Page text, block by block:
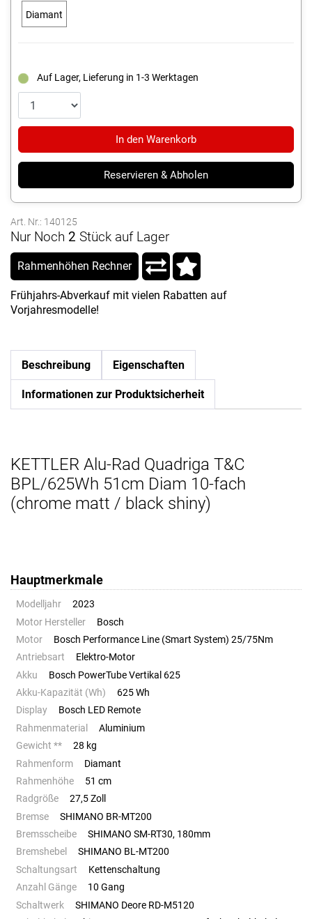
Diamant
Auf Lager, Lieferung in 1-3 Werktagen
In den Warenkorb
Reservieren & Abholen
Art. Nr.: 140125
Nur Noch 2 Stück auf Lager
Rahmenhöhen Rechner
Frühjahrs-Abverkauf mit vielen Rabatten auf
Vorjahresmodelle!
Beschreibung Eigenschaften
Informationen zur Produktsicherheit
KETTLER Alu-Rad Quadriga T&C
BPL/625Wh 51cm Diam 10-fach
(chrome matt / black shiny)
Hauptmerkmale
Modelljahr
2023
Motor Hersteller
Bosch
Motor
Bosch Performance Line (Smart System) 25/75Nm
Antriebsart
Elektro-Motor
Akku
Bosch PowerTube Vertikal 625
Akku-Kapazität (Wh)
625 Wh
Display
Bosch LED Remote
Rahmenmaterial
Aluminium
Gewicht **
28 kg
Rahmenform
Diamant
Rahmenhöhe
51 cm
Radgröße
27,5 Zoll
Bremse
SHIMANO BR-MT200
Bremsscheibe
SHIMANO SM-RT30, 180mm
Bremshebel
SHIMANO BL-MT200
Schaltungsart
Kettenschaltung
Anzahl Gänge
10 Gang
Schaltwerk
SHIMANO Deore RD-M5120